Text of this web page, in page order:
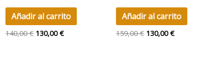
Añadir al carrito
140,00€ 130,00€
Añadir al carrito
159,00€ 130,00€